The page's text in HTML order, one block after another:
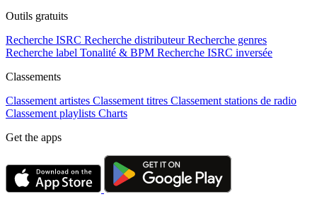
Outils gratuits
Recherche ISRC Recherche distributeur Recherche genres
Recherche label Tonalité & BPM Recherche ISRC inversée
Classements
Classement artistes Classement titres Classement stations de radio
Classement playlists Charts
Get the apps